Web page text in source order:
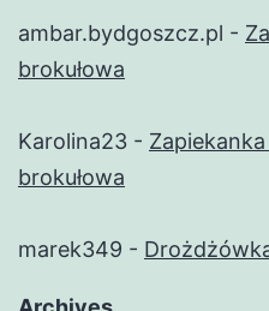
ambar.bydgoszcz.pl -
brokułowa
Karolina23 -
brokułowa
marek349 -